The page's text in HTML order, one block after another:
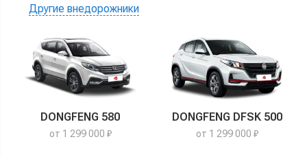
Другие внедорожники
DONGFENG 580
от 1 299 000 ₽
DONGFENG DFSK 500
от 1 299 000 ₽